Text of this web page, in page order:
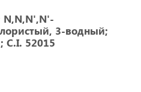
N,N,N',N'-
3-водный;
C.I. 52015